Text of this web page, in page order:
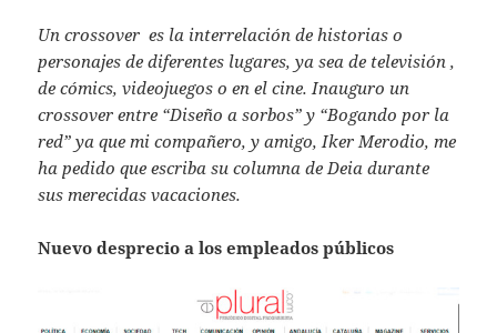
Un crossover es la interrelación de historias o
personajes de diferentes lugares, ya sea de televisión ,
de cómics, videojuegos o en el cine. Inauguro un
crossover entre “Diseño a sorbos” y “Bogando por la
red” ya que mi compañero, y amigo, Iker Merodio, me
ha pedido que escriba su columna de Deia durante
sus merecidas vacaciones.
Nuevo desprecio a los empleados públicos